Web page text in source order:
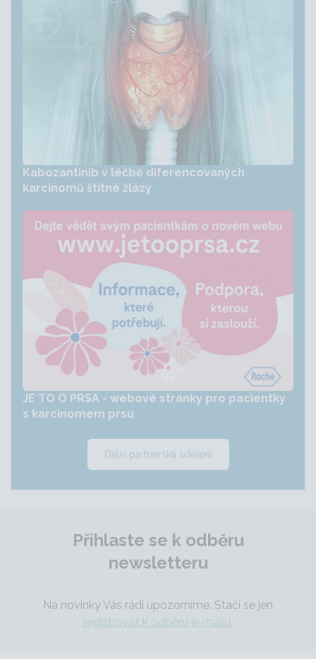
Kabozantinib v léčbě diferencovaných
karcinomů štítné žlázy
JE TO O PRSA - webové stránky pro pacientky
s karcinomem prsu
Další partnerská sdělení
Přihlaste se k odběru
newsletteru
Na novinky Vás rádi upozorníme. Stačí se jen
registrovat k odběru e-mailu.